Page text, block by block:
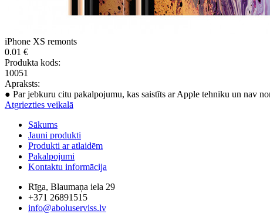
iPhone XS remonts
0.01 €
Produkta kods:
10051
Apraksts:
● Par jebkuru citu pakalpojumu, kas saistīts ar Apple tehniku un nav
Atgriezties veikalā
Sākums
Jauni produkti
Produkti ar atlaidēm
Pakalpojumi
Kontaktu informācija
Rīga, Blaumaņa iela 29
+371 26891515
info@aboluserviss.lv